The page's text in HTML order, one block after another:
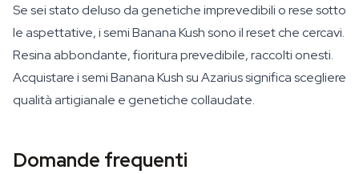
Se sei stato deluso da genetiche imprevedibili o rese sotto
le aspettative, i semi Banana Kush sono il reset che cercavi.
Resina abbondante, fioritura prevedibile, raccolti onesti.
Acquistare i semi Banana Kush su Azarius significa scegliere
qualità artigianale e genetiche collaudate.
Domande frequenti